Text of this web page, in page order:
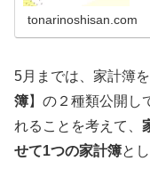
tonarinoshisan.com
5月までは、家計簿
簿】の２種類公開し
れることを考えて、
せて1つの家計簿と